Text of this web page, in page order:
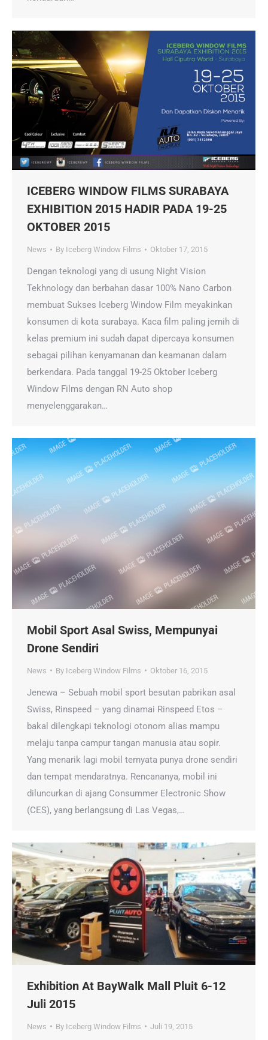
ICEBERG WINDOW FILMS SURABAYA
EXHIBITION 2015 HADIR PADA 19-25
OKTOBER 2015
News By Iceberg Window Films Oktober 17, 2015
Dengan teknologi yang di usung Night Vision
Tekhnology dan berbahan dasar 100% Nano Carbon
membuat Sukses Iceberg Window Film meyakinkan
konsumen di kota surabaya. Kaca film paling jernih di
kelas premium ini sudah dapat dipercaya konsumen
sebagai pilihan kenyamanan dan keamanan dalam
berkendara. Pada tanggal 19-25 Oktober Iceberg
Window Films dengan RN Auto shop
menyelenggarakan…
Mobil Sport Asal Swiss, Mempunyai
Drone Sendiri
News By Iceberg Window Films Oktober 16, 2015
Jenewa – Sebuah mobil sport besutan pabrikan asal
Swiss, Rinspeed – yang dinamai Rinspeed Etos –
bakal dilengkapi teknologi otonom alias mampu
melaju tanpa campur tangan manusia atau sopir.
Yang menarik lagi mobil ternyata punya drone sendiri
dan tempat mendaratnya. Rencananya, mobil ini
diluncurkan di ajang Consummer Electronic Show
(CES), yang berlangsung di Las Vegas,…
Exhibition At BayWalk Mall Pluit 6-12
Juli 2015
News By Iceberg Window Films Juli 19, 2015